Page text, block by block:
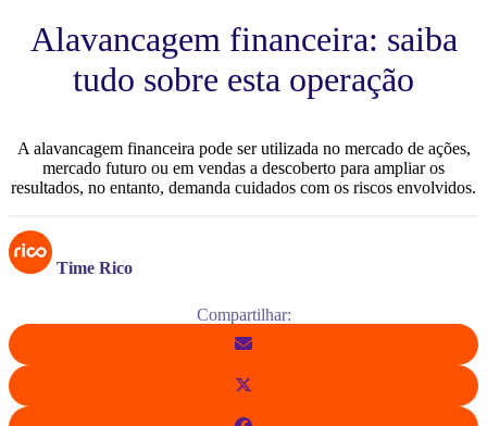
Alavancagem financeira: saiba
tudo sobre esta operação
A alavancagem financeira pode ser utilizada no mercado de ações,
mercado futuro ou em vendas a descoberto para ampliar os
resultados, no entanto, demanda cuidados com os riscos envolvidos.
Time Rico
Compartilhar: